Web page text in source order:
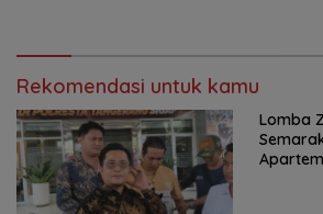
Rekomendasi untuk kamu
Lomba